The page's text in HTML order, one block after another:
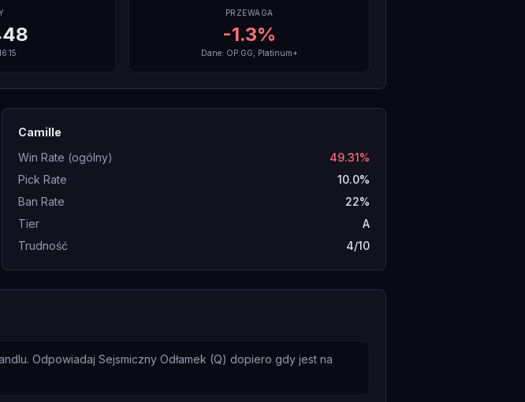
PRZEWAGA
-1.3%
Dane: OP.GG, Platinum+
Camille
Win Rate (ogólny)
49.31%
Pick Rate
10.0%
Ban Rate
22%
Tier
A
Trudność
4/10
Odpowiadaj Sejsmiczny Odłamek (Q) dopiero gdy jest na